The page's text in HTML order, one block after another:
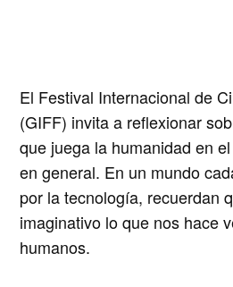
El Festival Internacional de
(GIFF) invita a reflexionar
que juega la humanidad en
en general. En un mundo
por la tecnología, recuerdan
imaginativo lo que nos hace
humanos.